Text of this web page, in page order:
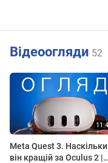
Відеоогляди 52
Meta Quest 3. Наскільки
він кращій за Oculus 2 |